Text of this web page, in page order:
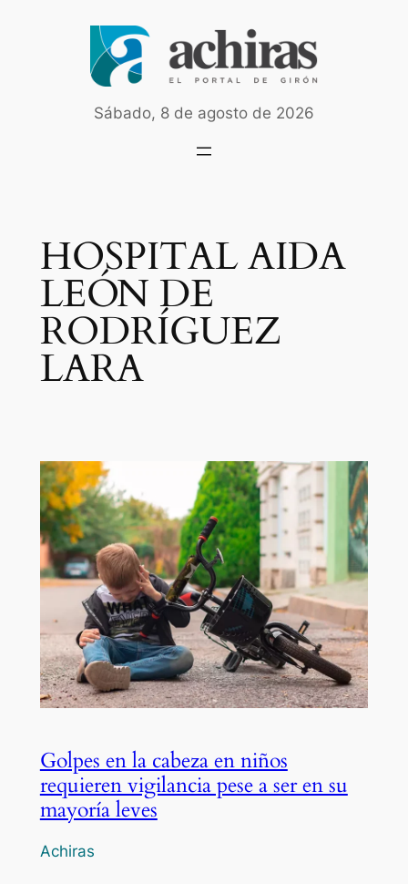
Sábado, 8 de agosto de 2026
HOSPITAL AIDA
LEÓN DE
RODRÍGUEZ
LARA
Golpes en la cabeza en niños
requieren vigilancia pese a ser en su
mayoría leves
Achiras